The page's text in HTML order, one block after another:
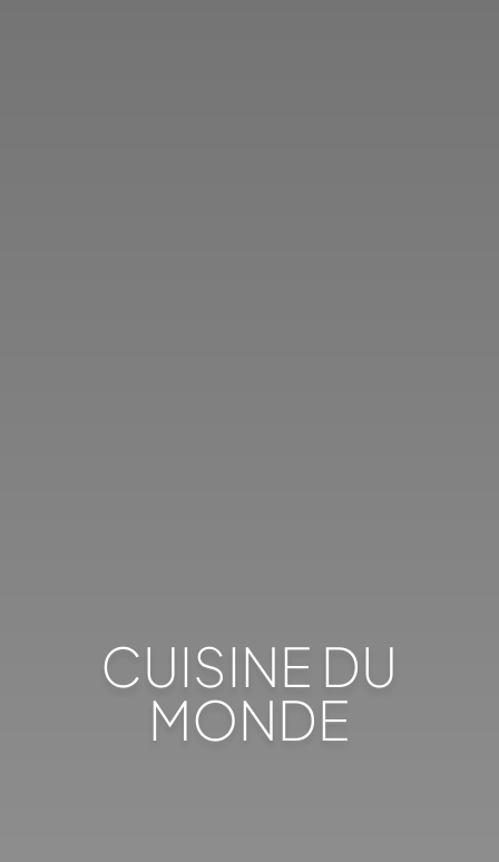
CUISINE DU
MONDE